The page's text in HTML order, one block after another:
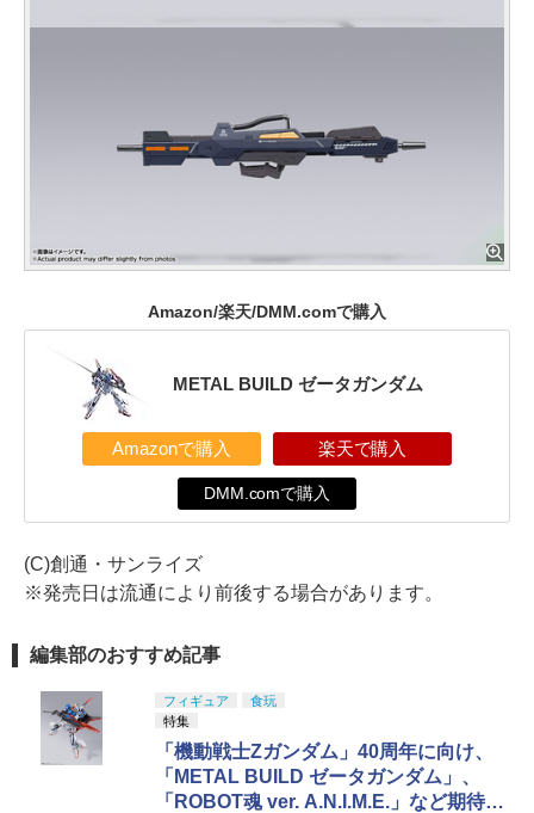
Amazon/楽天/DMM.comで購入
METAL BUILD ゼータガンダム
Amazonで購入 楽天で購入
DMM.comで購入
(C)創通・サンライズ
※発売日は流通により前後する場合があります。
編集部のおすすめ記事
フィギュア
食玩
特集
「機動戦士Zガンダム」40周年に向け、
「METAL BUILD ゼータガンダム」、
「ROBOT魂 ver. A.N.I.M.E.」など期待の